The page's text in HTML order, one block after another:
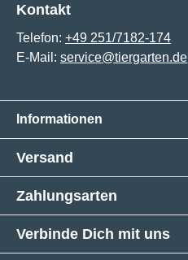
Kontakt
Telefon: +49 251/7182-174
E-Mail: service@tiergarten.de
Informationen
Versand
Zahlungsarten
Verbinde Dich mit uns